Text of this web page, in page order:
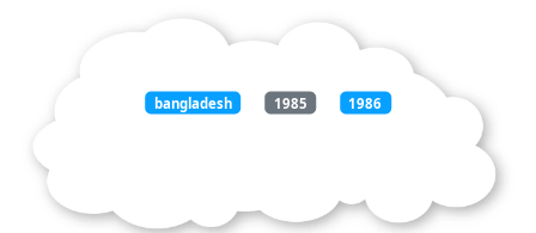
bangladesh 1985 1986